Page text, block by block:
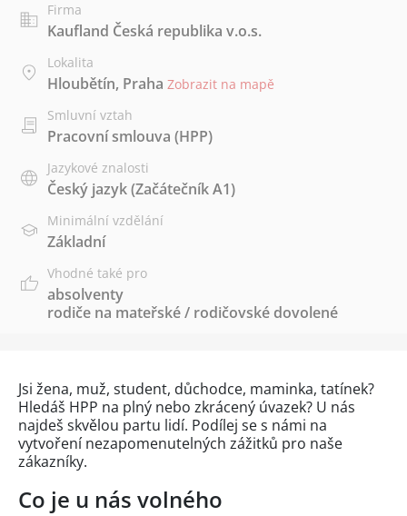
Firma
Kaufland Česká republika v.o.s.
Lokalita
Hloubětín, Praha Zobrazit na mapě
Smluvní vztah
Pracovní smlouva (HPP)
Jazykové znalosti
Český jazyk(Začátečník A1)
Minimální vzdělání
Základní
Vhodné také pro
absolventy
rodiče na mateřské / rodičovské dovolené
Jsi žena, muž, student, důchodce, maminka, tatínek?
Hledáš HPP na plný nebo zkrácený úvazek? U nás
najdeš skvělou partu lidí. Podílej se s námi na
vytvoření nezapomenutelných zážitků pro naše
zákazníky.
Co je u nás volného